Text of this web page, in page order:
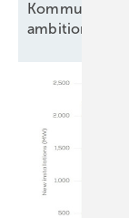
Kommunen
ambitionierte